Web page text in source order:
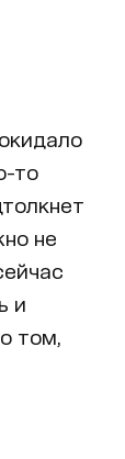
то
не
и
том,